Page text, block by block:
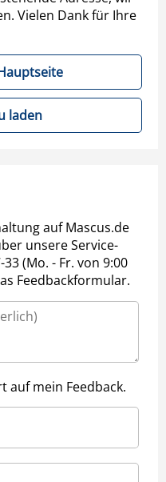
Vielen Dank für Ihre
laden
auf Mascus.de
unsere Service-
(Mo. - Fr. von 9:00
Feedbackformular.
auf mein Feedback.